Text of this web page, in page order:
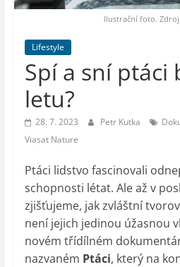
vesmír
Ilustrační foto.
Lifestyle
Spí a sní ptáci
letu?
28. 7. 2023 Petr Kutka
Viasat Nature
Ptáci lidstvo fascinovali
schopnosti létat. Ale až v
zjišťujeme, jak zvláštní
není jejich jedinou úžasnou
novém třídílném
nazvaném Ptáci, který na